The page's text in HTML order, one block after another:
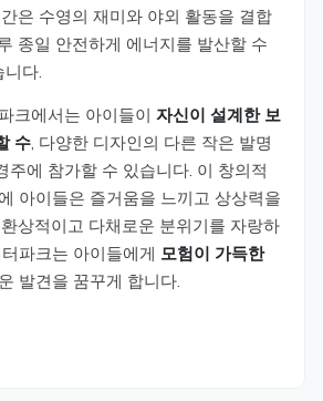
은 수영의 재미와 야외 활동을 결합
종일 안전하게 에너지를 발산할 수
다.
크에서는 아이들이 자신이 설계한 보
수, 다양한 디자인의 다른 작은 발명
주에 참가할 수 있습니다. 이 창의적
아이들은 즐거움을 느끼고 상상력을
상적이고 다채로운 분위기를 자랑하
파크는 아이들에게 모험이 가득한
발견을 꿈꾸게 합니다.